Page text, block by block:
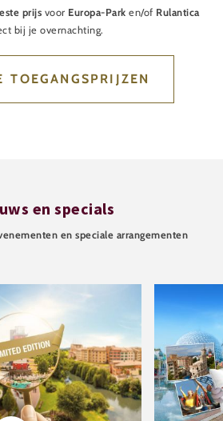
prijs voor Europa-Park en/of Rulantica
bij je overnachting.
TOEGANGSPRIJZEN
en specials
en speciale arrangementen